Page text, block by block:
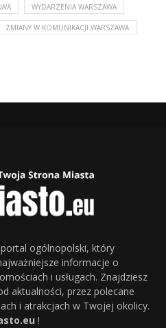
WYDARZENIA WARSZAWA
ZMIANY W KOMUNIKACJI WARSZAWA
ogólnopolski, który
informacje o
i usługach. Znajdziesz
aktualności, przez polecane
i atrakcjach w Twojej okolicy.
!